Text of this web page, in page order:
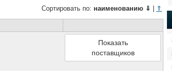
Сортировать по: наименованию ⇓ ⇑
Показать
поставщиков